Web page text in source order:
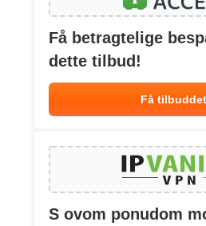
Få betragtelige
dette tilbud!
Få
S ovom ponudom